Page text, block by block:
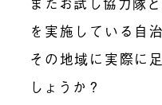
を実施している自
その地域に実際に
しょうか？